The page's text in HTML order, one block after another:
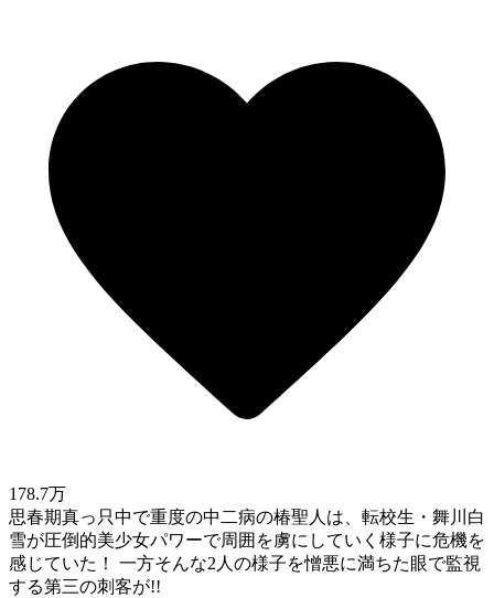
178.7万
思春期真っ只中で重度の中二病の椿聖人は、転校生・舞川白
雪が圧倒的美少女パワーで周囲を虜にしていく様子に危機を
感じていた！ 一方そんな2人の様子を憎悪に満ちた眼で監視
する第三の刺客が!!